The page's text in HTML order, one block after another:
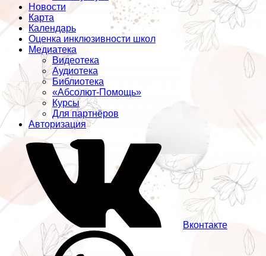
Новости
Карта
Календарь
Оценка инклюзивности школ
Медиатека
Видеотека
Аудиотека
Библиотека
«Абсолют-Помощь»
Курсы
Для партнёров
Авторизация
Вконтакте